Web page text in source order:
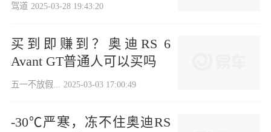
驾道 2025-03-28 19:43:20
买到即赚到？奥迪RS 6
Avant GT普通人可以买吗
五一不放假... 2025-03-03 17:00:49
-30℃严寒，冻不住奥迪RS